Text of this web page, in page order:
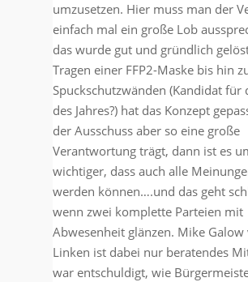
umzusetzen. Hier muss man der
einfach mal ein große Lob
das wurde gut und gründlich
Tragen einer FFP2-Maske bis hin
Spuckschutzwänden (Kandidat für
des Jahres?) hat das Konzept
der Ausschuss aber so eine große
Verantwortung trägt, dann ist es
wichtiger, dass auch alle
werden können….und das geht
wenn zwei komplette Parteien mit
Abwesenheit glänzen. Mike
Linken ist dabei nur beratendes
war entschuldigt, wie